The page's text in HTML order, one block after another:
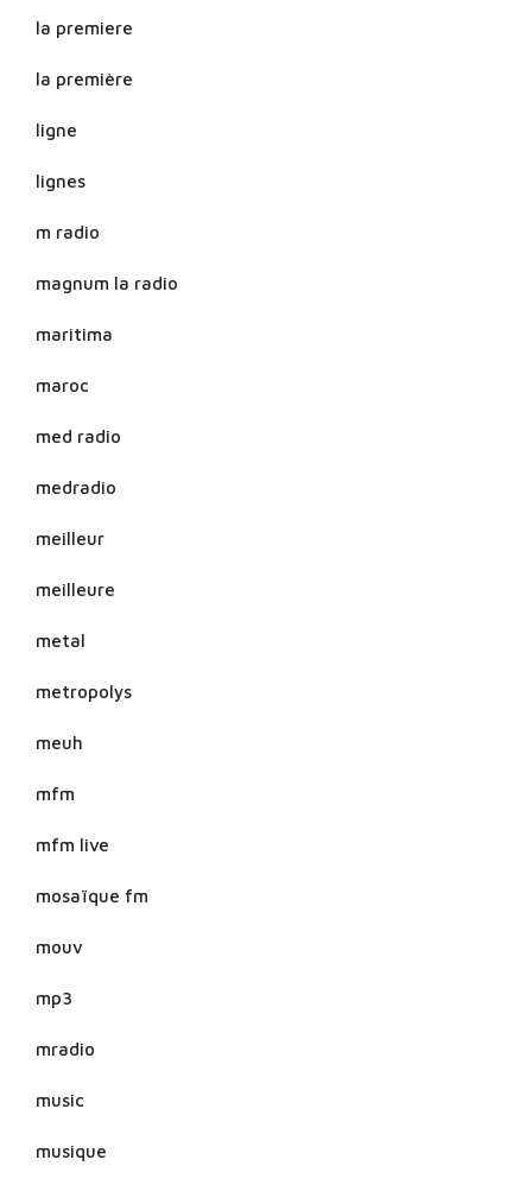
la premiere
la première
ligne
lignes
m radio
magnum la radio
maritima
maroc
med radio
medradio
meilleur
meilleure
metal
metropolys
meuh
mfm
mfm live
mosaïque fm
mouv
mp3
mradio
music
musique